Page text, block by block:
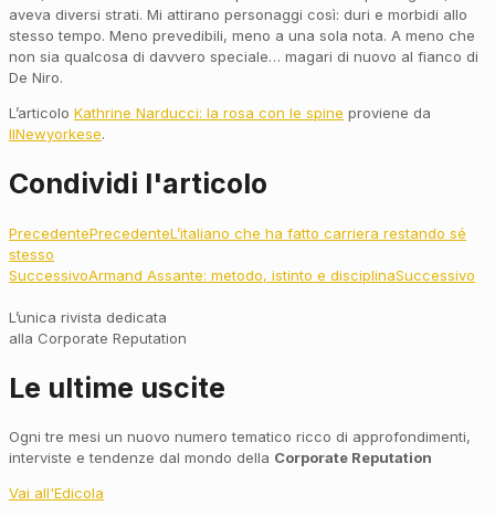
aveva diversi strati. Mi attirano personaggi così: duri e morbidi allo
stesso tempo. Meno prevedibili, meno a una sola nota. A meno che
non sia qualcosa di davvero speciale… magari di nuovo al fianco di
De Niro.
L’articolo Kathrine Narducci: la rosa con le spine proviene da
IlNewyorkese.
Condividi l'articolo
PrecedentePrecedenteL’italiano che ha fatto carriera restando sé
stesso
SuccessivoArmand Assante: metodo, istinto e disciplinaSuccessivo
L’unica rivista dedicata
alla Corporate Reputation
Le ultime uscite
Ogni tre mesi un nuovo numero tematico ricco di approfondimenti,
interviste e tendenze dal mondo della Corporate Reputation
Vai all'Edicola